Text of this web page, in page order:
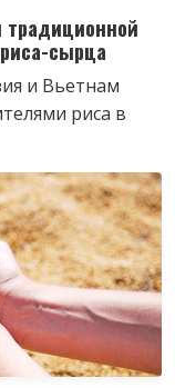
традиционной
сырца
и Вьетнам
риса в